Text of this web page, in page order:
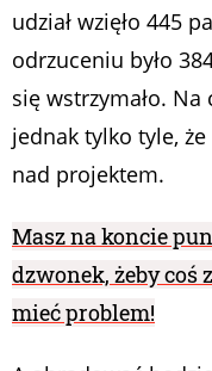
udział wzięło 445
odrzuceniu było
się wstrzymało.
jednak tylko tyle,
nad projektem.
Masz na koncie
dzwonek, żeby coś
mieć problem!